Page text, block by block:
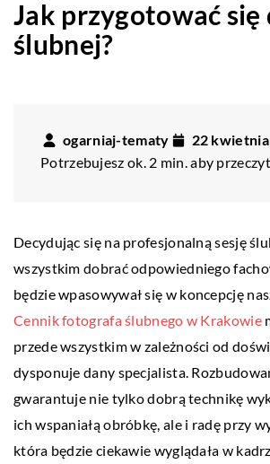
Jak przygotować się
ślubnej?
ogarniaj-tematy
22
Potrzebujesz ok. 2 min. aby
Decydując się na profesjonalną sesję
wszystkim dobrać odpowiedniego
będzie wpasowywał się w koncepcję
Cennik fotografa ślubnego w Krakowie
przede wszystkim w zależności od
dysponuje dany specjalista.
gwarantuje nie tylko dobrą technikę
ich wspaniałą obróbkę, ale i radę przy
która będzie ciekawie wyglądała w